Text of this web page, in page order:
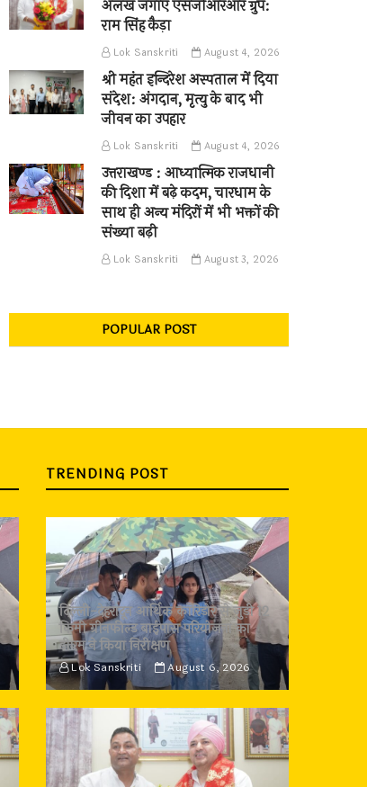
अलख जगाए एसजीआरआर ग्रुप:
राम सिंह कैड़ा
Lok Sanskriti August 4, 2026
श्री महंत इन्दिरेश अस्पताल में दिया
संदेश: अंगदान, मृत्यु के बाद भी
जीवन का उपहार
Lok Sanskriti August 4, 2026
उत्तराखण्ड : आध्यात्मिक राजधानी
की दिशा में बढ़े कदम, चारधाम के
साथ ही अन्य मंदिरों में भी भक्तों की
संख्या बढ़ी
Lok Sanskriti August 3, 2026
POPULAR POST
TRENDING POST
दिल्ली-देहरादून आर्थिक कॉरिडोर से जुड़ी 12
किमी ग्रीनफील्ड बाईपास परियोजना का
डीएम ने किया निरीक्षण
Lok Sanskriti August 6, 2026